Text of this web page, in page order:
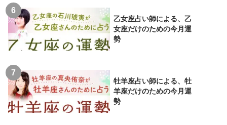
乙女座占い師による、乙
女座だけのための今月運
勢
牡羊座占い師による、牡
羊座だけのための今月運
勢